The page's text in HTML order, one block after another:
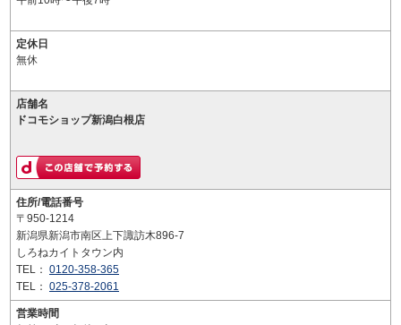
定休日
無休
店舗名
ドコモショップ新潟白根店
住所/電話番号
〒950-1214
新潟県新潟市南区上下諏訪木896-7
しろねカイトタウン内
TEL： 0120-358-365
TEL： 025-378-2061
営業時間